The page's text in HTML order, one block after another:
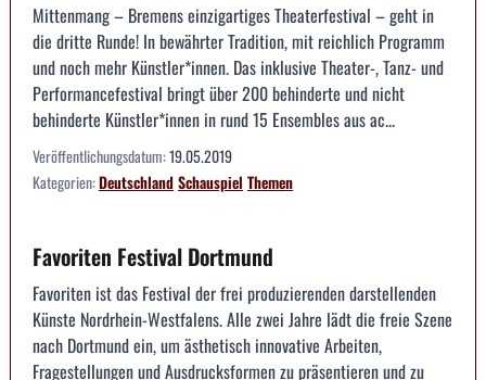
Mittenmang – Bremens einzigartiges Theaterfestival – geht in
die dritte Runde! In bewährter Tradition, mit reichlich Programm
und noch mehr Künstler*innen. Das inklusive Theater-, Tanz- und
Performancefestival bringt über 200 behinderte und nicht
behinderte Künstler*innen in rund 15 Ensembles aus ac...
Veröffentlichungsdatum:19.05.2019
Kategorien:DeutschlandSchauspiel Themen
Favoriten Festival Dortmund
Favoriten ist das Festival der frei produzierenden darstellenden
Künste Nordrhein-Westfalens. Alle zwei Jahre lädt die freie Szene
nach Dortmund ein, um ästhetisch innovative Arbeiten,
Fragestellungen und Ausdrucksformen zu präsentieren und zu